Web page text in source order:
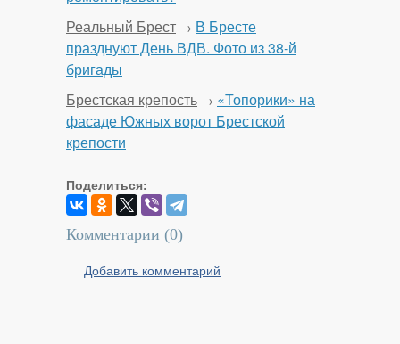
Реальный Брест → В Бресте
празднуют День ВДВ. Фото из 38-й
бригады
Брестская крепость → «Топорики» на
фасаде Южных ворот Брестской
крепости
Поделиться:
Комментарии (0)
Добавить комментарий